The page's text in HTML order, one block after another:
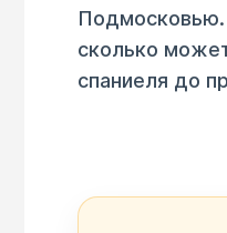
Подмосковью.
сколько
спаниеля до